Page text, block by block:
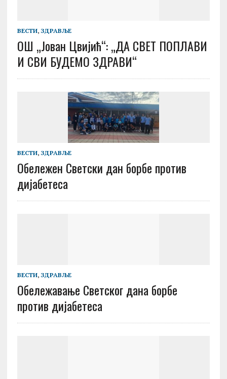
ВЕСТИ, ЗДРАВЉЕ
ОШ „Јован Цвијић“: „ДА СВЕТ ПОПЛАВИ
И СВИ БУДЕМО ЗДРАВИ“
ВЕСТИ, ЗДРАВЉЕ
Обележен Светски дан борбе против
дијабетеса
ВЕСТИ, ЗДРАВЉЕ
Oбележавање Светског дана борбе
против дијабетеса